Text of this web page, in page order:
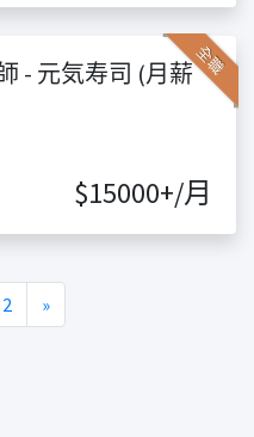
全職
- 元気寿司 (月薪
$15000+/月
2 »Next